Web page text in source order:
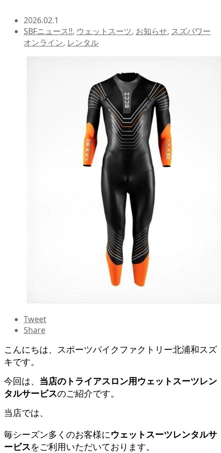
2026.02.1
SBFニュース!!, ウェットスーツ, お知らせ, スズパワー
オンライン, レンタル
Tweet
Share
こんにちは、スポーツバイクファクトリー北浦和スズ
キです。
今回は、 当店のトライアスロン用ウェットスーツレン
タルサービスのご紹介です。
当店では、
毎シーズン多くのお客様にウェットスーツレンタルサ
ービスをご利用いただいております。